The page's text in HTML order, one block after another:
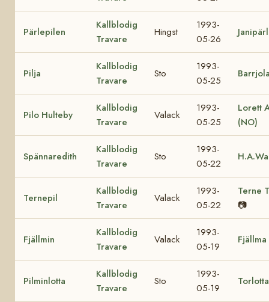
Pärlepilen
Kallblodig
Travare
Hingst
1993-
05-26
Pilja
Kallblodig
Travare
Sto
1993-
05-25
Pilo Hulteby
Kallblodig
Travare
Valack
1993-
05-25
Lorett
(NO)
Spännaredith
Kallblodig
Travare
Sto
1993-
05-22
Ternepil
Kallblodig
Travare
Valack
1993-
05-22
Terne
📷
Fjällmin
Kallblodig
Travare
Valack
1993-
05-19
Fjällma
Pilminlotta
Kallblodig
Travare
Sto
1993-
05-19
Torlotta